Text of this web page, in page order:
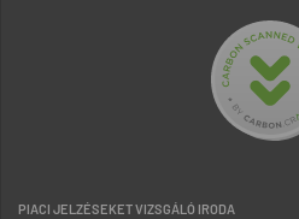
PIACI JELZÉSEKET VIZSGÁLÓ IRODA